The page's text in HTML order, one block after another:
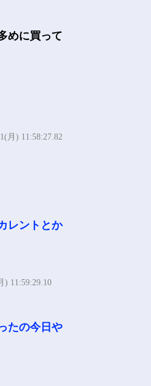
めに買って
月) 11:58:27.82
レントとか
) 11:59:29.10
たの今日や